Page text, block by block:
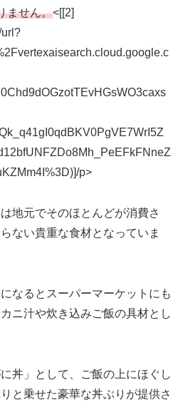
ません。<[[2]
p>
地元でそのほとんどが消費さ
ない貴重な食材となっていま
なるとスーパーマーケットにも
ニ汁や炊き込みご飯の具材とし
丼」として、ご飯の上にほぐし
と乗せた豪華な丼ぶりが提供さ